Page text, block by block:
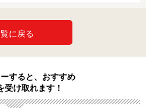
に戻る
すると、おすすめ
受け取れます！